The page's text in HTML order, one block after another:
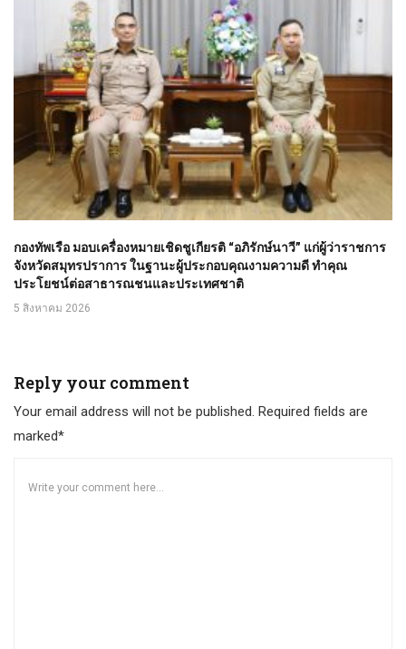
กองทัพเรือ มอบเครื่องหมายเชิดชูเกียรติ “อภิรักษ์นาวี” แก่ผู้ว่าราชการ
จังหวัดสมุทรปราการ ในฐานะผู้ประกอบคุณงามความดี ทำคุณ
ประโยชน์ต่อสาธารณชนและประเทศชาติ
5 สิงหาคม 2026
Reply your comment
Your email address will not be published. Required fields are
marked*